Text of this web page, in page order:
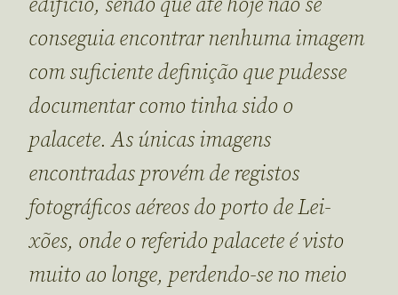
edifício, sendo que até hoje não se
conseguia encontrar nenhuma imagem
com suficiente definição que pudesse
documentar como tinha sido o
palacete. As únicas imagens
encontradas provém de registos
fotográficos aéreos do porto de Lei-
xões, onde o referido palacete é visto
muito ao longe, perdendo-se no meio